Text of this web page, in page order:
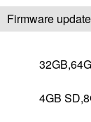
Firmware
4GB